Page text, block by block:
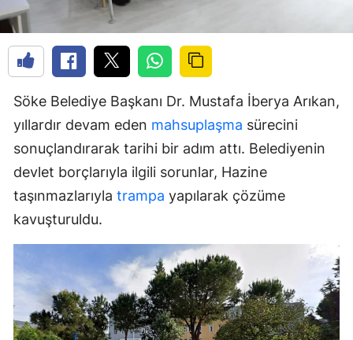
Söke Belediye Başkanı Dr. Mustafa İberya Arıkan,
yıllardır devam eden mahsuplaşma sürecini
sonuçlandırarak tarihi bir adım attı. Belediyenin
devlet borçlarıyla ilgili sorunlar, Hazine
taşınmazlarıyla trampa yapılarak çözüme
kavuşturuldu.